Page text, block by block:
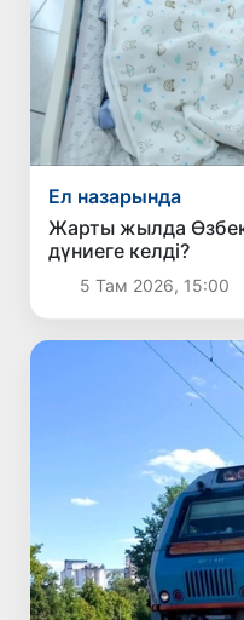
Ел назарында
Жарты жылда
дүниеге келді?
5 Там 2026, 15:00